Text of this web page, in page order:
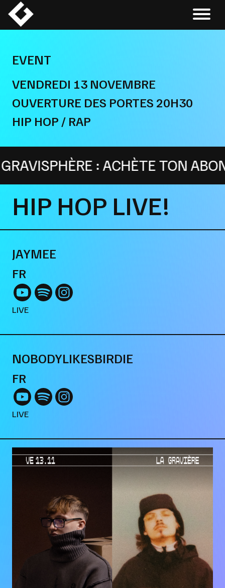
Skip
content
EVENT
VENDREDI 13 NOVEMBRE
OUVERTURE DES PORTES 20H30
HIP HOP / RAP
: ACHÈTE TON
HIP HOP LIVE!
JAYMEE
FR
LIVE
NOBODYLIKESBIRDIE
FR
LIVE